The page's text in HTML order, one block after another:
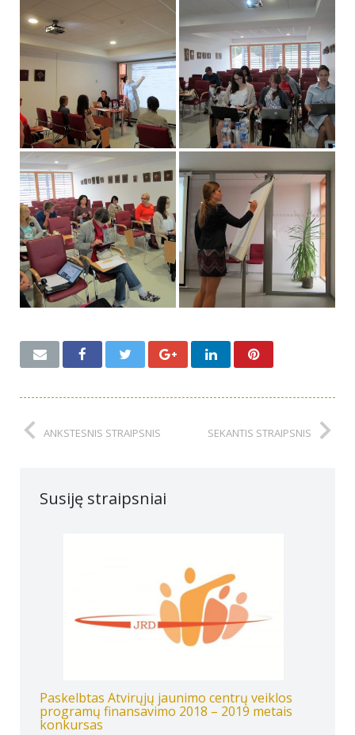
ANKSTESNIS STRAIPSNIS SEKANTIS STRAIPSNIS
Susiję straipsniai
Paskelbtas Atvirųjų jaunimo centrų veiklos
programų finansavimo 2018 – 2019 metais
konkursas